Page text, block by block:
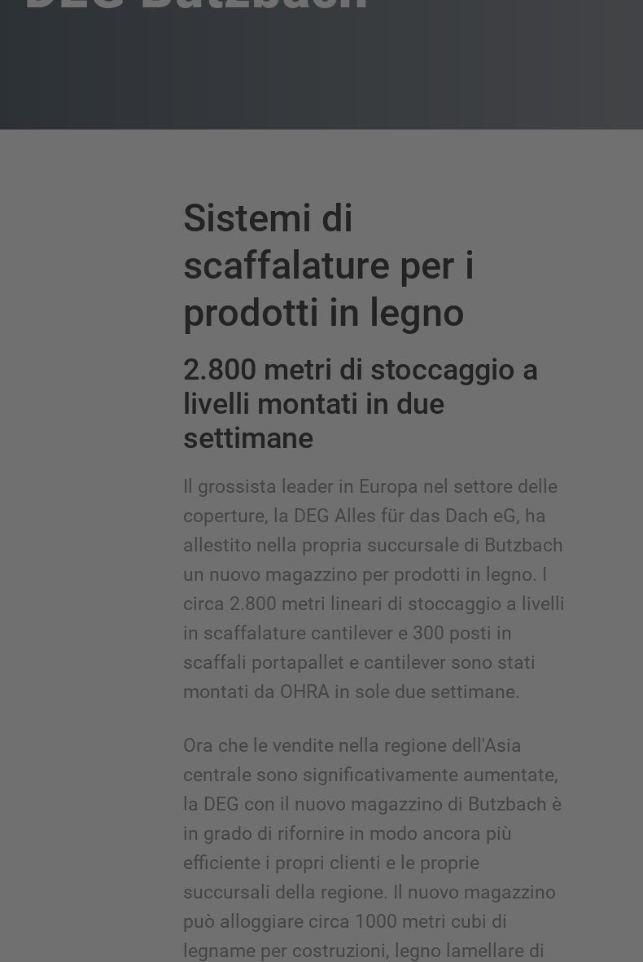
Sistemi di
scaffalature per i
prodotti in legno
2.800 metri di stoccaggio a
livelli montati in due
settimane
Il grossista leader in Europa nel settore delle
coperture, la DEG Alles für das Dach eG, ha
allestito nella propria succursale di Butzbach
un nuovo magazzino per prodotti in legno. I
circa 2.800 metri lineari di stoccaggio a livelli
in scaffalature cantilever e 300 posti in
scaffali portapallet e cantilever sono stati
montati da OHRA in sole due settimane.
Ora che le vendite nella regione dell'Asia
centrale sono significativamente aumentate,
la DEG con il nuovo magazzino di Butzbach è
in grado di rifornire in modo ancora più
efficiente i propri clienti e le proprie
succursali della regione. Il nuovo magazzino
può alloggiare circa 1000 metri cubi di
legname per costruzioni, legno lamellare di